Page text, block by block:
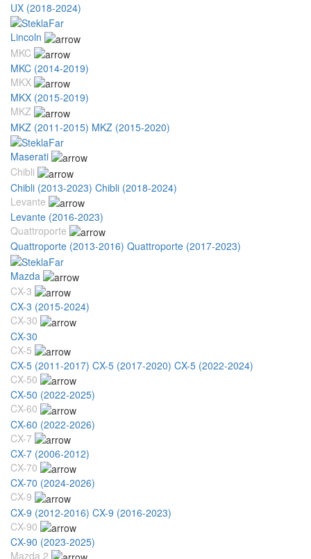
UX (2018-2024)
Lincoln
MKC
MKC (2014-2019)
MKX
MKX (2015-2019)
MKZ
MKZ (2011-2015) MKZ (2015-2020)
Maserati
Chibli
Chibli (2013-2023) Chibli (2018-2024)
Levante
Levante (2016-2023)
Quattroporte
Quattroporte (2013-2016) Quattroporte (2017-2023)
Mazda
CX-3
CX-3 (2015-2024)
CX-30
CX-30
CX-5
CX-5 (2011-2017) CX-5 (2017-2020) CX-5 (2022-2024)
CX-50
CX-50 (2022-2025)
CX-60
CX-60 (2022-2026)
CX-7
CX-7 (2006-2012)
CX-70
CX-70 (2024-2026)
CX-9
CX-9 (2012-2016) CX-9 (2016-2023)
CX-90
CX-90 (2023-2025)
Mazda 2